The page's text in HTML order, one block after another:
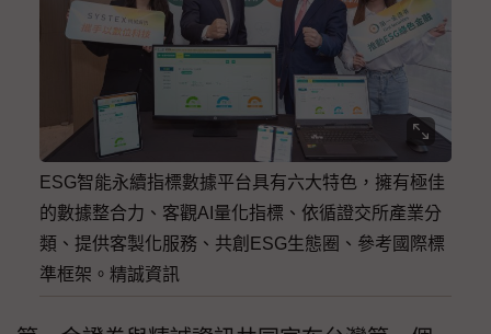
ESG智能永續指標數據平台具有六大特色，擁有極佳
的數據整合力、客觀AI量化指標、依循證交所產業分
類、提供客製化服務、共創ESG生態圈、參考國際標
準框架。精誠資訊